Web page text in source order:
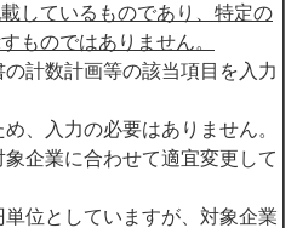
しているものであり、特定の
ものではありません。
計数計画等の該当項目を入力
、入力の必要はありません。
企業に合わせて適宜変更して
位としていますが、対象企業